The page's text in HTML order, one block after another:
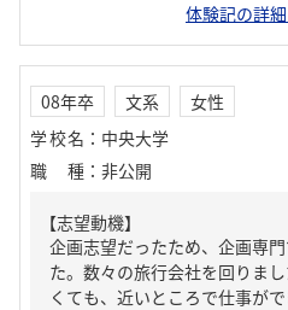
体験記の詳
08年卒 文系
女性
学校名 ： 中央大学
職種 ： 非公開
【志望動機】
企画志望だったため、企画専
た。数々の旅行会社を回りま
くても、近いところで仕事が